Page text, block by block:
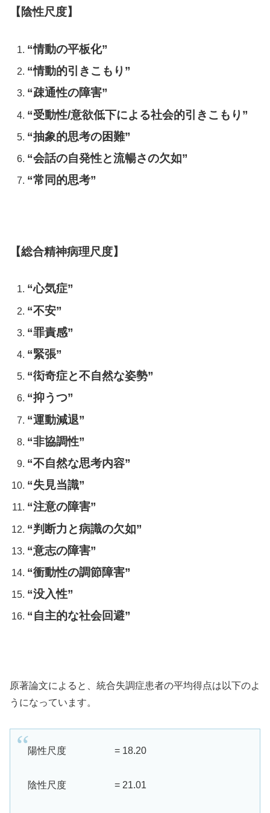
【陰性尺度】
“情動の平板化”
“情動的引きこもり”
“疎通性の障害”
“受動性/意欲低下による社会的引きこもり”
“抽象的思考の困難”
“会話の自発性と流暢さの欠如”
“常同的思考”
【総合精神病理尺度】
“心気症”
“不安”
“罪責感”
“緊張”
“衒奇症と不自然な姿勢”
“抑うつ”
“運動減退”
“非協調性”
“不自然な思考内容”
“失見当識”
“注意の障害”
“判断力と病識の欠如”
“意志の障害”
“衝動性の調節障害”
“没入性”
“自主的な社会回避”
原著論文によると、統合失調症患者の平均得点は以下のよ
うになっています。
陽性尺度 = 18.20
陰性尺度 = 21.01